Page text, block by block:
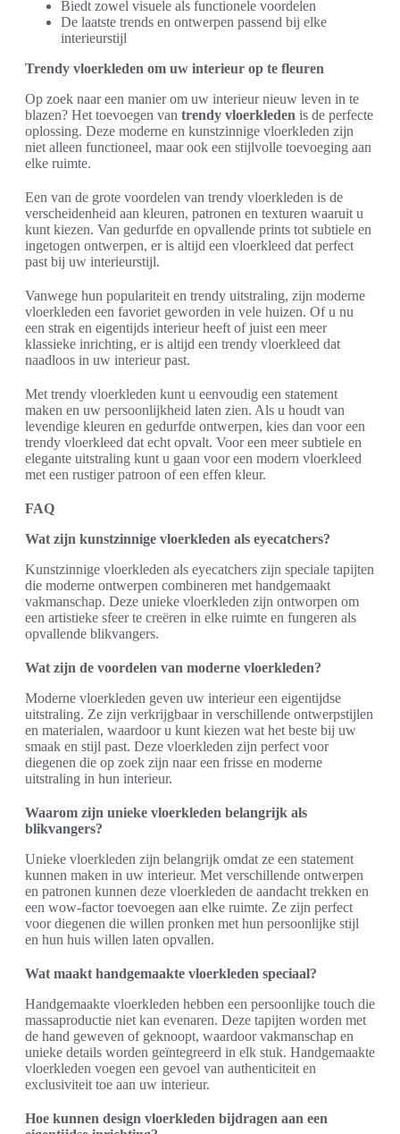
Biedt zowel visuele als functionele voordelen
De laatste trends en ontwerpen passend bij elke
interieurstijl
Trendy vloerkleden om uw interieur op te fleuren
Op zoek naar een manier om uw interieur nieuw leven in te
blazen? Het toevoegen van trendy vloerkleden is de perfecte
oplossing. Deze moderne en kunstzinnige vloerkleden zijn
niet alleen functioneel, maar ook een stijlvolle toevoeging aan
elke ruimte.
Een van de grote voordelen van trendy vloerkleden is de
verscheidenheid aan kleuren, patronen en texturen waaruit u
kunt kiezen. Van gedurfde en opvallende prints tot subtiele en
ingetogen ontwerpen, er is altijd een vloerkleed dat perfect
past bij uw interieurstijl.
Vanwege hun populariteit en trendy uitstraling, zijn moderne
vloerkleden een favoriet geworden in vele huizen. Of u nu
een strak en eigentijds interieur heeft of juist een meer
klassieke inrichting, er is altijd een trendy vloerkleed dat
naadloos in uw interieur past.
Met trendy vloerkleden kunt u eenvoudig een statement
maken en uw persoonlijkheid laten zien. Als u houdt van
levendige kleuren en gedurfde ontwerpen, kies dan voor een
trendy vloerkleed dat echt opvalt. Voor een meer subtiele en
elegante uitstraling kunt u gaan voor een modern vloerkleed
met een rustiger patroon of een effen kleur.
FAQ
Wat zijn kunstzinnige vloerkleden als eyecatchers?
Kunstzinnige vloerkleden als eyecatchers zijn speciale tapijten
die moderne ontwerpen combineren met handgemaakt
vakmanschap. Deze unieke vloerkleden zijn ontworpen om
een artistieke sfeer te creëren in elke ruimte en fungeren als
opvallende blikvangers.
Wat zijn de voordelen van moderne vloerkleden?
Moderne vloerkleden geven uw interieur een eigentijdse
uitstraling. Ze zijn verkrijgbaar in verschillende ontwerpstijlen
en materialen, waardoor u kunt kiezen wat het beste bij uw
smaak en stijl past. Deze vloerkleden zijn perfect voor
diegenen die op zoek zijn naar een frisse en moderne
uitstraling in hun interieur.
Waarom zijn unieke vloerkleden belangrijk als
blikvangers?
Unieke vloerkleden zijn belangrijk omdat ze een statement
kunnen maken in uw interieur. Met verschillende ontwerpen
en patronen kunnen deze vloerkleden de aandacht trekken en
een wow-factor toevoegen aan elke ruimte. Ze zijn perfect
voor diegenen die willen pronken met hun persoonlijke stijl
en hun huis willen laten opvallen.
Wat maakt handgemaakte vloerkleden speciaal?
Handgemaakte vloerkleden hebben een persoonlijke touch die
massaproductie niet kan evenaren. Deze tapijten worden met
de hand geweven of geknoopt, waardoor vakmanschap en
unieke details worden geïntegreerd in elk stuk. Handgemaakte
vloerkleden voegen een gevoel van authenticiteit en
exclusiviteit toe aan uw interieur.
Hoe kunnen design vloerkleden bijdragen aan een